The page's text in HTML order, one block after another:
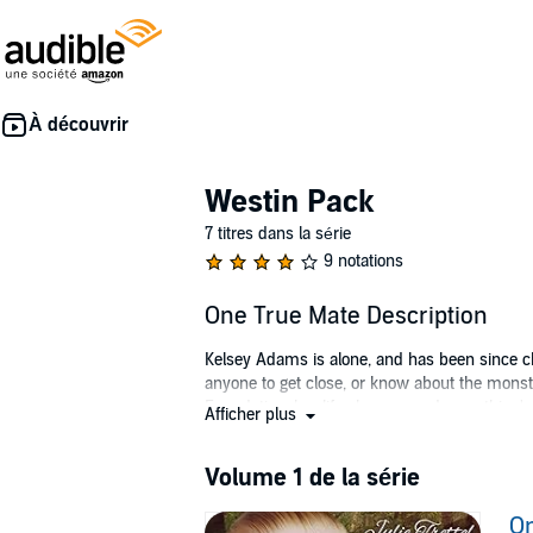
Westin Pack
7 titres dans la série
9 notations
One True Mate Description
Kelsey Adams is alone, and has been since
anyone to get close, or know about the
Foundation, her life changes and
Kyle Westin, an alpha male who always
Can he make Kelsey notice him as
Afficher plus
Volume 1 de la série